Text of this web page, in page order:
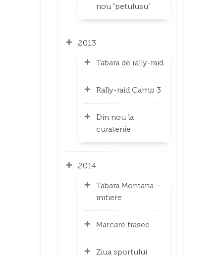
nou “petulusu”
2013
Tabara de rally-raid
Rally-raid Camp 3
Din nou la
curatenie
2014
Tabara Montana –
initiere
Marcare trasee
Ziua sportului